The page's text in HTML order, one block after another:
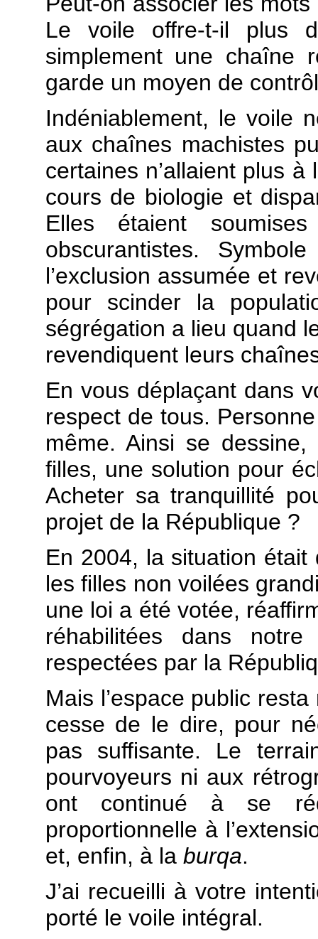
Le voile offre-t-il plus
simplement une chaîne
garde un moyen de
Indéniablement, le voile
aux chaînes machistes
certaines n’allaient plus
cours de biologie et
Elles étaient
obscurantistes.
l’exclusion assumée et
pour scinder la
ségrégation a lieu quand
revendiquent leurs
En vous déplaçant dans
respect de tous.
même. Ainsi se
filles, une solution pour
Acheter sa tranquillité
projet de la République ?
En 2004, la situation
les filles non voilées
une loi a été votée,
réhabilitées dans
respectées par la
Mais l’espace public
cesse de le dire, pour
pas suffisante. Le
pourvoyeurs ni aux
ont continué à se
proportionnelle à
et, enfin, à la burqa.
J’ai recueilli à votre
porté le voile intégral.